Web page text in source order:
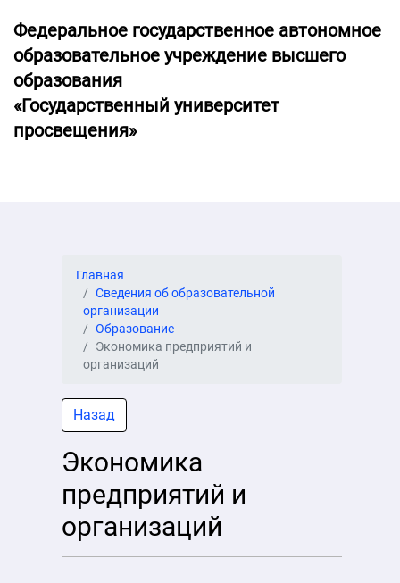
Федеральное государственное автономное
образовательное учреждение высшего
образования
«Государственный университет
просвещения»
Главная
Сведения об образовательной
организации
Образование
Экономика предприятий и
организаций
Назад
Экономика
предприятий и
организаций